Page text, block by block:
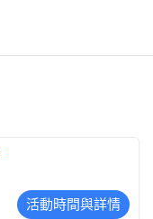
活動時間與詳情